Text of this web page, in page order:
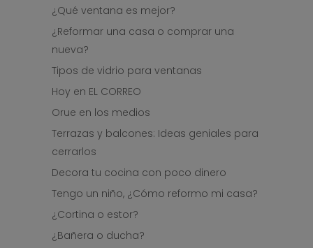
¿Qué ventana es mejor?
¿Reformar una casa o comprar una
nueva?
Tipos de vidrio para ventanas
Hoy en EL CORREO
Orue en los medios
Terrazas y balcones: Ideas geniales para
cerrarlos
Decora tu cocina con poco dinero
Tengo un niño, ¿Cómo reformo mi casa?
¿Cortina o estor?
¿Bañera o ducha?